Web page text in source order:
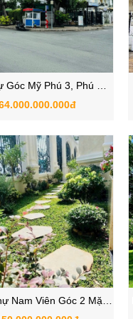
Góc Mỹ Phú 3, Phú Mỹ
Hưng, Quận 7
Nam Viên Góc 2 Mặt
Tân Mỹ , Quận 7,